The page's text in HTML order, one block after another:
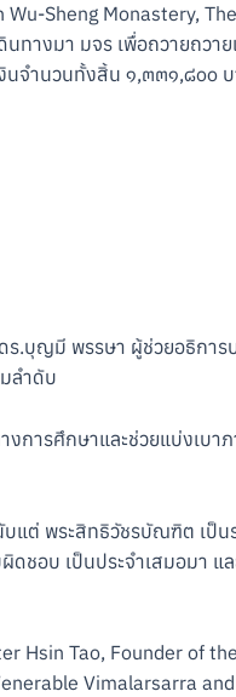
Sheng Monastery,
ทางมา มจร เพื่อถวายถวา
นจำนวนทั้งสิ้น ๑,๓๓๑,๘๐๐
ร.บุญมี พรรษา ผู้ช่วยอธิการ
ลำดับ
ารศึกษาและช่วยแบ่งเบาภ
แต่ พระสิทธิวัชรบัณฑิต เป็น
ชอบ เป็นประจำเสมอมา แล
Hsin Tao, Founder of
Vimalarsarra